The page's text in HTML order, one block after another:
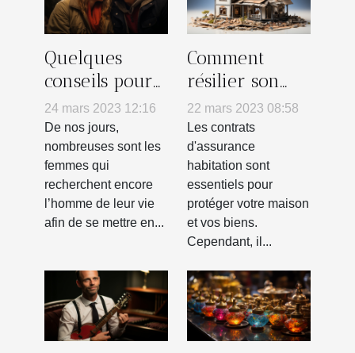
Quelques
conseils pour
trouver
l’homme de
votre vie
24 mars 2023 12:16
De nos jours,
nombreuses sont les
femmes qui
recherchent encore
l’homme de leur vie
afin de se mettre en...
Comment
résilier son
contrat
Assurance
Habitation ?
22 mars 2023 08:58
Les contrats
d'assurance
habitation sont
essentiels pour
protéger votre maison
et vos biens.
Cependant, il...